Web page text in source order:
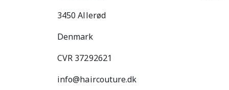
3450 Allerød
Denmark
CVR 37292621
info@haircouture.dk